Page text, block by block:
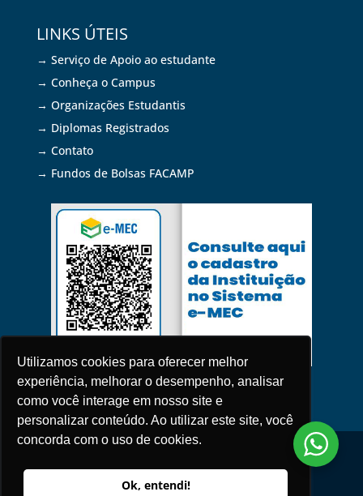
Utilizamos cookies para oferecer melhor
experiência, melhorar o desempenho, analisar
como você interage em nosso site e
personalizar conteúdo. Ao utilizar este site, você
concorda com o uso de cookies.
Ok, entendi!
LINKS ÚTEIS
→ Serviço de Apoio ao estudante
→ Conheça o Campus
→ Organizações Estudantis
→ Diplomas Registrados
→ Contato
→ Fundos de Bolsas FACAMP
2026 © Todos os Direitos Reservados |